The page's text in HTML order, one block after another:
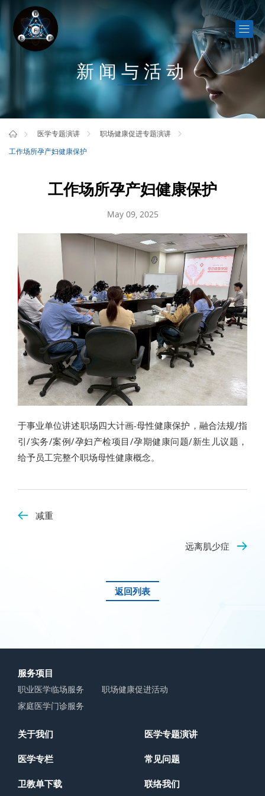
新闻与活动
医学专题演讲
职场健康促进专题演讲
工作场所孕产妇健康保护
工作场所孕产妇健康保护
May 09, 2025
于事业单位讲述职场四大计画-母性健康保护，融合法规/指
引/实务/案例/孕妇产检项目/孕期健康问题/新生儿议题，
给予员工完整个职场母性健康概念。
减重
远离肌少症
返回列表
服务项目
职业医学临场服务
职场健康促进活动
家庭医学门诊服务
关于我们 医学专题演讲
医学专栏 常见问题
卫教单下载 联络我们